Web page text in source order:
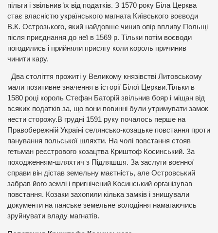
пільги і звільнив їх від податків. З 1570 року Біла Церква
стає власністю українського магната Київського воєводи
В.К. Острозького, який найдовше чинив опір впливу Польщі
після приєднання до неї в 1569 р. Тільки потім воєводи
погодились і прийняли присягу коли король причинив
чинити кару.
Два століття прожиті у Великому князівстві Литовському
мали позитивне значення в історії Білої Церкви.Тільки в
1580 році король Стефан Баторій звільнив бояр і міщан від
всяких податків за, що вони повинні були утримувати замок
нести сторожу.В грудні 1591 руку почалось перше на
Правобережній Україні селянсько-козацьке повстання проти
панування польської шляхти. На чолі повстання стояв
гетьман реєстрового козацтва Криштоф Косинський. За
походженням-шляхтич з Підляшшя. За заслуги воєнної
справи він дістав земельну маєтність, але Островський
забрав його землі і пригнічений Косинський організував
повстання. Козаки захопили кілька замків і знищували
документи на панське земельне володіння намагаючись
зруйнувати владу магнатів.